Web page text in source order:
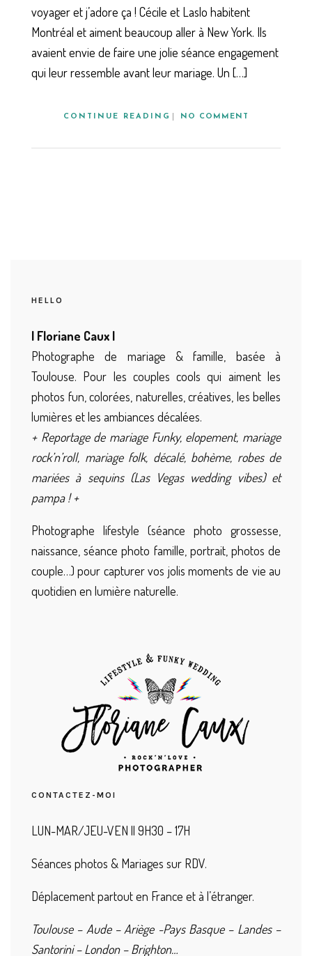
voyager et j’adore ça ! Cécile et Laslo habitent
Montréal et aiment beaucoup aller à New York. Ils
avaient envie de faire une jolie séance engagement
qui leur ressemble avant leur mariage. Un […]
CONTINUE READING NO COMMENT
HELLO
| Floriane Caux |
Photographe de mariage & famille, basée à
Toulouse. Pour les couples cools qui aiment les
photos fun, colorées, naturelles, créatives, les belles
lumières et les ambiances décalées.
+ Reportage de mariage Funky, elopement, mariage
rock’n’roll, mariage folk, décalé, bohème, robes de
mariées à sequins (Las Vegas wedding vibes) et
pampa ! +
Photographe lifestyle (séance photo grossesse,
naissance, séance photo famille, portrait, photos de
couple…) pour capturer vos jolis moments de vie au
quotidien en lumière naturelle.
CONTACTEZ-MOI
LUN-MAR/JEU-VEN || 9H30 – 17H
Séances photos & Mariages sur RDV.
Déplacement partout en France et à l’étranger.
Toulouse – Aude – Ariège -Pays Basque – Landes –
Santorini – London – Brighton…